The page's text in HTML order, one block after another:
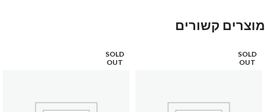
מוצרים קשורים
SOLD
OUT
SOLD
OUT